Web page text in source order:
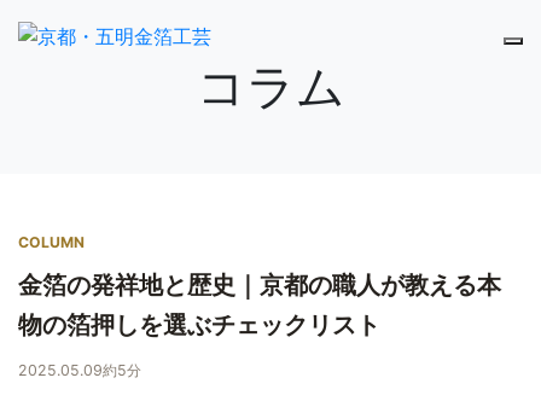
コラム
COLUMN
金箔の発祥地と歴史｜京都の職人が教える本
物の箔押しを選ぶチェックリスト
2025.05.09約5分